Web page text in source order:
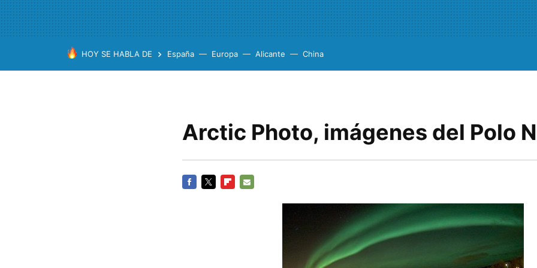
HOY SE HABLA DE España Europa Alicante China
Arctic Photo, imágenes del Polo